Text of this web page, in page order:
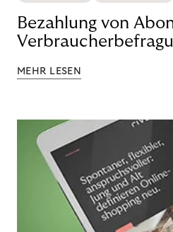
Bezahlung von
MEHR LESEN